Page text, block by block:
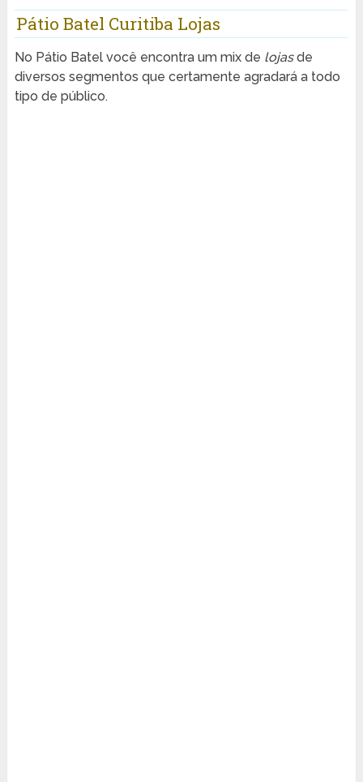
Pátio Batel Curitiba Lojas
No Pátio Batel você encontra um mix de lojasde
diversos segmentos que certamente agradará a todo
tipo de público.